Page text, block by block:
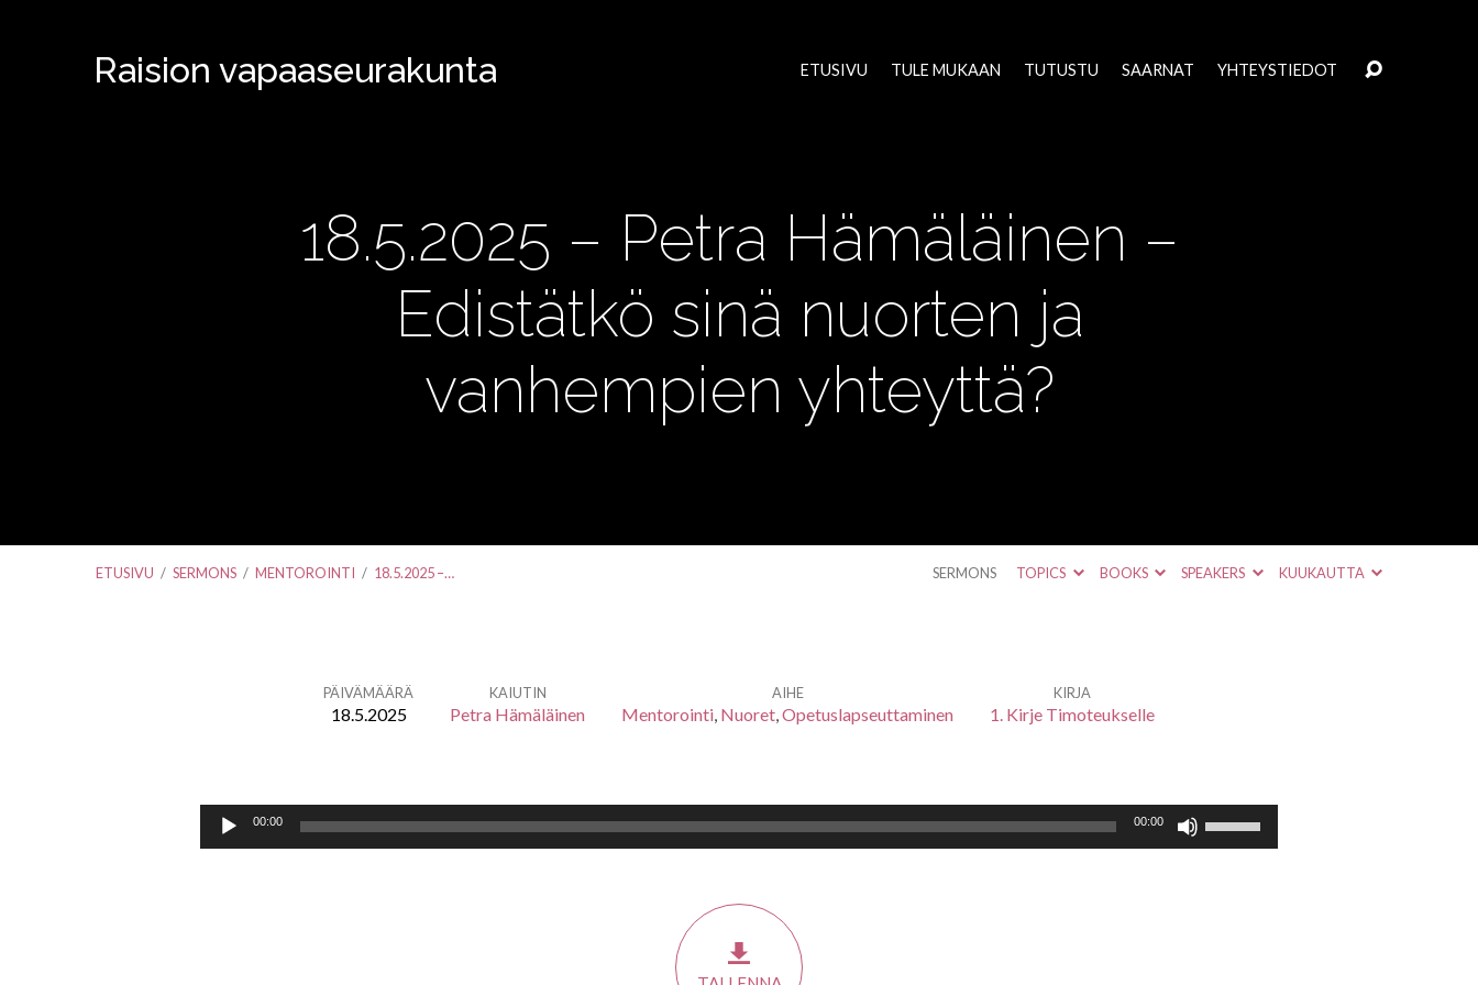
Raision vapaaseurakunta ETUSIVU TULE MUKAAN TUTUSTU SAARNAT YHTEYSTIEDOT
18.5.2025 – Petra Hämäläinen –
Edistätkö sinä nuorten ja
vanhempien yhteyttä?
ETUSIVU / SERMONS / MENTOROINTI / 18.5.2025 –… SERMONS TOPICS BOOKS SPEAKERS KUUKAUTTA
PÄIVÄMÄÄRÄ
18.5.2025
KAIUTIN
Petra Hämäläinen
AIHE
Mentorointi, Nuoret,Opetuslapseuttaminen
KIRJA
1. Kirje Timoteukselle
Äänitoistin
00:00 00:00